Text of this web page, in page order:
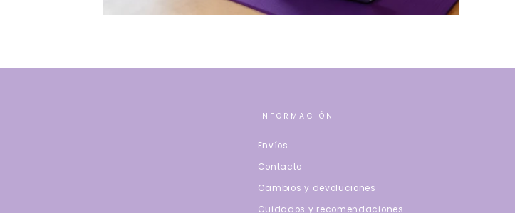
INFORMACIÓN
Envíos
Contacto
Cambios y devoluciones
Cuidados y recomendaciones